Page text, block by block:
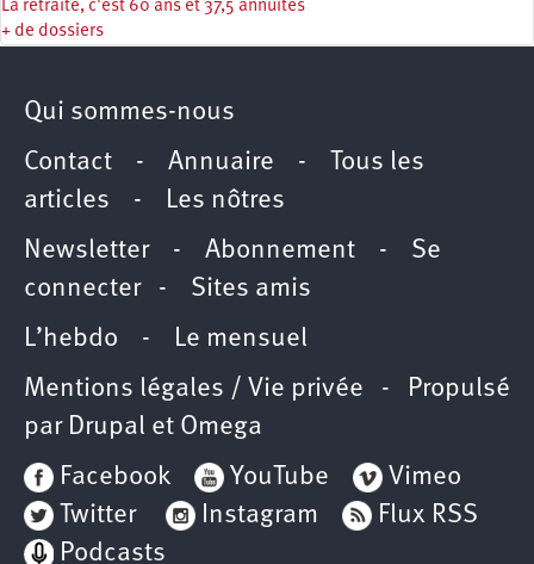
La retraite, c'est 60 ans et 37,5 annuités
+ de dossiers
Qui sommes-nous
Contact - Annuaire -
Tous les
articles - Les nôtres
Newsletter- Abonnement - Se
connecter- Sites amis
L’hebdo - Le mensuel
Mentions légales / Vie privée - Propulsé
par Drupal et Omega
Facebook
YouTube
Vimeo
Twitter
Instagram
Flux RSS
Podcasts